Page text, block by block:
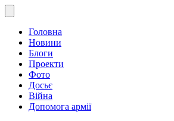
Головна
Новини
Блоги
Проекти
Фото
Досьє
Війна
Допомога армії